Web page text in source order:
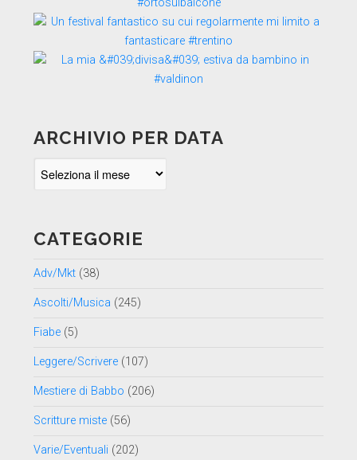
ARCHIVIO PER DATA
CATEGORIE
Adv/Mkt(38)
Ascolti/Musica (245)
Fiabe(5)
Leggere/Scrivere(107)
Mestiere di Babbo (206)
Scritture miste(56)
Varie/Eventuali (202)